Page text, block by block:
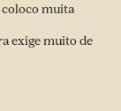
muita
exige muito de